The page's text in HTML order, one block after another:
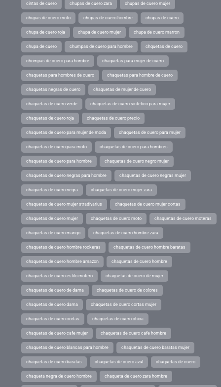
cintas de cuero chupas de cuero zara chupas de cuero mujer
chupas de cuero moto chupas de cuero hombre chupas de cuero
chupa de cuero roja chupa de cuero mujer chupa de cuero marron
chupa de cuero chumpas de cuero para hombre chquetas de cuero
chompas de cuero para hombre chaquetas para mujer de cuero
chaquetas para hombres de cuero chaquetas para hombre de cuero
chaquetas negras de cuero chaquetas de mujer de cuero
chaquetas de cuero verde chaquetas de cuero sintetico para mujer
chaquetas de cuero roja chaquetas de cuero precio
chaquetas de cuero para mujer de moda chaquetas de cuero para mujer
chaquetas de cuero para moto chaquetas de cuero para hombres
chaquetas de cuero para hombre chaquetas de cuero negro mujer
chaquetas de cuero negras para hombre chaquetas de cuero negras mujer
chaquetas de cuero negra chaquetas de cuero mujer zara
chaquetas de cuero mujer stradivarius chaquetas de cuero mujer cortas
chaquetas de cuero mujer chaquetas de cuero moto chaquetas de cuero moteras
chaquetas de cuero mango chaquetas de cuero hombre zara
chaquetas de cuero hombre rockeras chaquetas de cuero hombre baratas
chaquetas de cuero hombre amazon chaquetas de cuero hombre
chaquetas de cuero estilo motero chaquetas de cuero de mujer
chaquetas de cuero de dama chaquetas de cuero de colores
chaquetas de cuero dama chaquetas de cuero cortas mujer
chaquetas de cuero cortas chaquetas de cuero chica
chaquetas de cuero cafe mujer chaquetas de cuero cafe hombre
chaquetas de cuero blancas para hombre chaquetas de cuero baratas mujer
chaquetas de cuero baratas chaquetas de cuero azul chaquetas de cuero
chaqueta negra de cuero hombre chaqueta de cuero zara hombre